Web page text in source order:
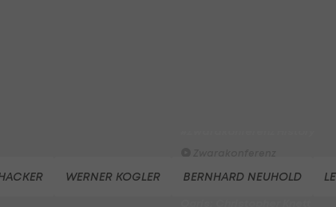
WERNER KOGLER BERNHARD NEUHOLD